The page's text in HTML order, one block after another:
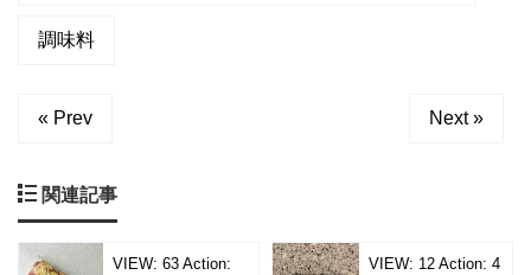
調味料
« Prev Next »
関連記事
VIEW: 63 Action:
VIEW: 12 Action: 4